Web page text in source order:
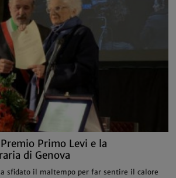
Primo Levi e la
di Genova
sfidato il maltempo per far sentire il calore